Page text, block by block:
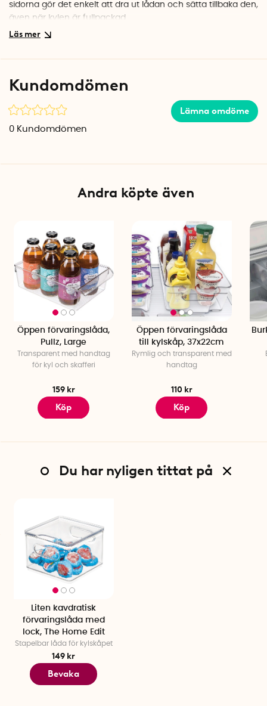
sidorna gör det enkelt att dra ut lådan och sätta tillbaka den,
även när kylen är fullpackad.
passar just ditt kylskåp. Det transparenta materialet ger
plast som är lätt att rengöra.
Specifikationer
Kundomdömen
Lämna omdöme
0 Kundomdömen
Andra köpte även
Öppen förvaringslåda,
Pullz, Large
Transparent med handtag
för kyl och skafferi
159 kr
Köp
Öppen förvaringslåda
till kylskåp, 37x22cm
Rymlig och transparent med
handtag
110 kr
Köp
Du har nyligen tittat på
Liten kavdratisk
förvaringslåda med
lock, The Home Edit
Stapelbar låda för kylskåpet
149 kr
Bevaka